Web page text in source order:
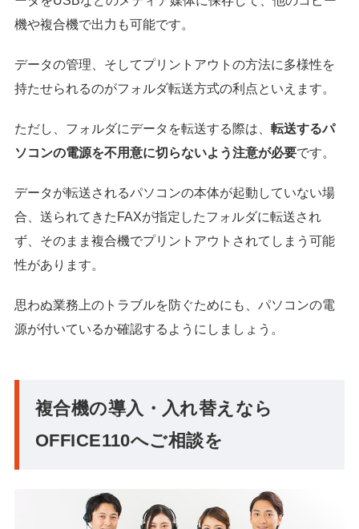
機や複合機で出力も可能です。
データの管理、そしてプリントアウトの方法に多様性を
持たせられるのがフォルダ転送方式の利点といえます。
ただし、フォルダにデータを転送する際は、 転送するパ
ソコンの電源を不用意に切らないよう注意が必要です。
データが転送されるパソコンの本体が起動していない場
合、送られてきたFAXが指定したフォルダに転送され
ず、そのまま複合機でプリントアウトされてしまう可能
性があります。
思わぬ業務上のトラブルを防ぐためにも、パソコンの電
源が付いているか確認するようにしましょう。
複合機の導入・入れ替えなら
OFFICE110へご相談を